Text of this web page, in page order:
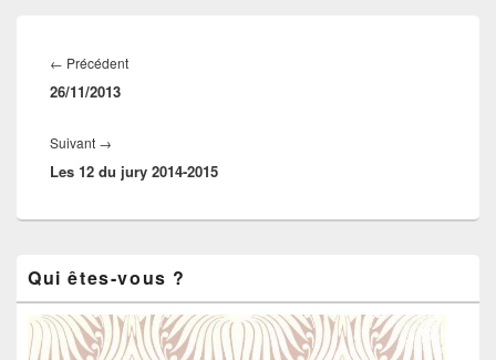
de
l’article
← Précédent
26/11/2013
Suivant →
suivant :
Les 12 du jury 2014-2015
principale
de
widget
pour
Qui êtes-vous ?